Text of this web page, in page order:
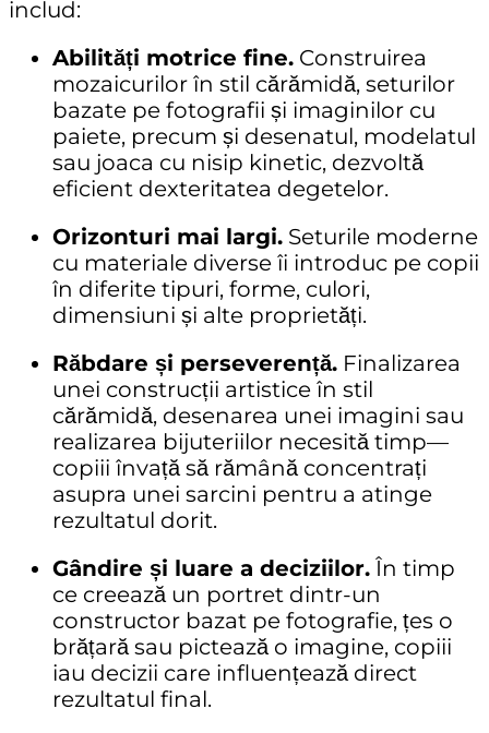
includ:
Abilități motrice fine. Construirea
mozaicurilor în stil cărămidă, seturilor
bazate pe fotografii și imaginilor cu
paiete, precum și desenatul, modelatul
sau joaca cu nisip kinetic, dezvoltă
eficient dexteritatea degetelor.
Orizonturi mai largi. Seturile moderne
cu materiale diverse îi introduc pe copii
în diferite tipuri, forme, culori,
dimensiuni și alte proprietăți.
Răbdare și perseverență. Finalizarea
unei construcții artistice în stil
cărămidă, desenarea unei imagini sau
realizarea bijuteriilor necesită timp—
copiii învață să rămână concentrați
asupra unei sarcini pentru a atinge
rezultatul dorit.
Gândire și luare a deciziilor. În timp
ce creează un portret dintr-un
constructor bazat pe fotografie, țes o
brățară sau pictează o imagine, copiii
iau decizii care influențează direct
rezultatul final.